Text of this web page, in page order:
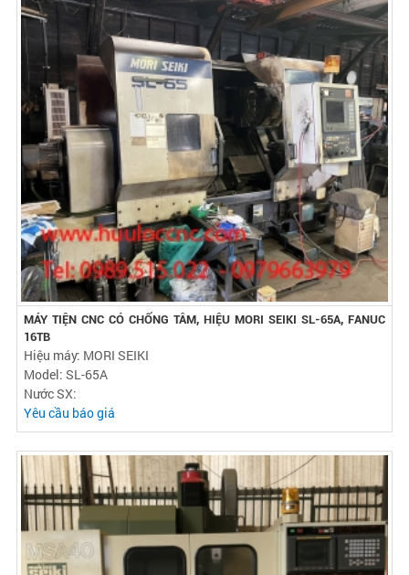
MÁY TIỆN CNC CÓ CHỐNG TÂM, HIỆU MORI SEIKI SL-65A, FANUC
16TB
Hiệu máy: MORI SEIKI
Model: SL-65A
Nước SX:
Yêu cầu báo giá